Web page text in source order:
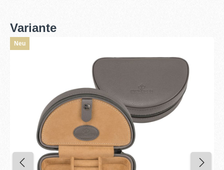
Variante
Neu